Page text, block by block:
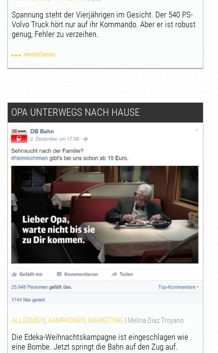
Spannung steht der Vierjährigen im Gesicht. Der 540 PS-
Volvo Truck hört nur auf ihr Kommando. Aber er ist robust
genug, Fehler zu verzeihen.
weiterlesen
OPA UNTERWEGS NACH HAUSE
ALLGEMEIN, KAMPAGNEN, MARKETING | Melina Diaz Troyano
Die Edeka-Weihnachtskampagne ist eingeschlagen wie
eine Bombe. Jetzt springt die Bahn auf den Zug auf.